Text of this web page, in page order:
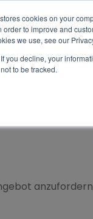
cookies on your
order to improve and
we use, see our
If you decline, your
not to be tracked.